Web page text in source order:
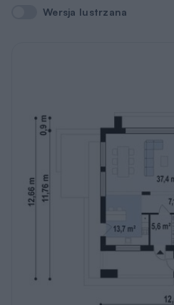
Wersja lustrzana
Wersja lustrzana